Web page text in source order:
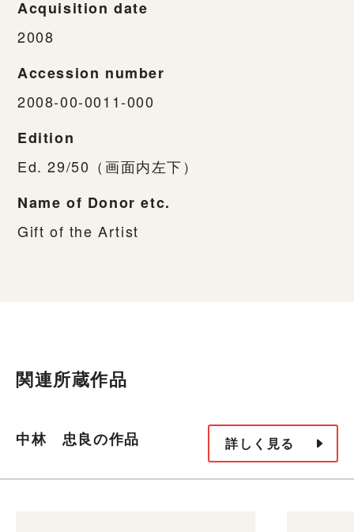
Acquisition date
2008
Accession number
2008-00-0011-000
Edition
Ed. 29/50（画面内左下）
Name of Donor etc.
Gift of the Artist
関連所蔵作品
中林 忠良の作品 詳しく見る